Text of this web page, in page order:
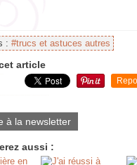
: #trucs et astuces autres
article
à la newsletter
aussi :